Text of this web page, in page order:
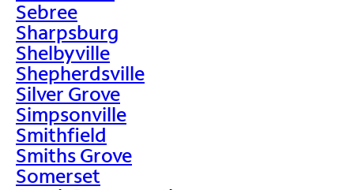
Sebree
Sharpsburg
Shelbyville
Shepherdsville
Silver Grove
Simpsonville
Smithfield
Smiths Grove
Somerset